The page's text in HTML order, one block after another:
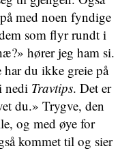
med noen fyndige
som flyr rundt i
hører jeg ham si.
du ikke greie på
nedi Travtips. Det er
du.» Trygve, den
og med øye for
kommet til og sier